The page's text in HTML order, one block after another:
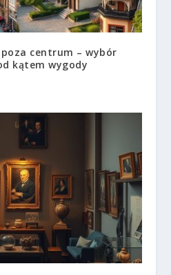
centrum – wybór
kątem wygody